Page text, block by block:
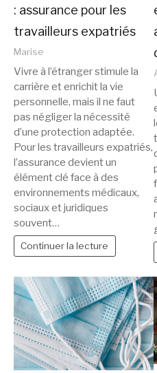
: assurance pour les
travailleurs expatriés
Marise
Vivre à l’étranger stimule la
carrière et enrichit la vie
personnelle, mais il ne faut
pas négliger la nécessité
d’une protection adaptée.
Pour les travailleurs expatriés,
l’assurance devient un
élément clé face à des
environnements médicaux,
sociaux et juridiques
souvent…
Continuer la lecture